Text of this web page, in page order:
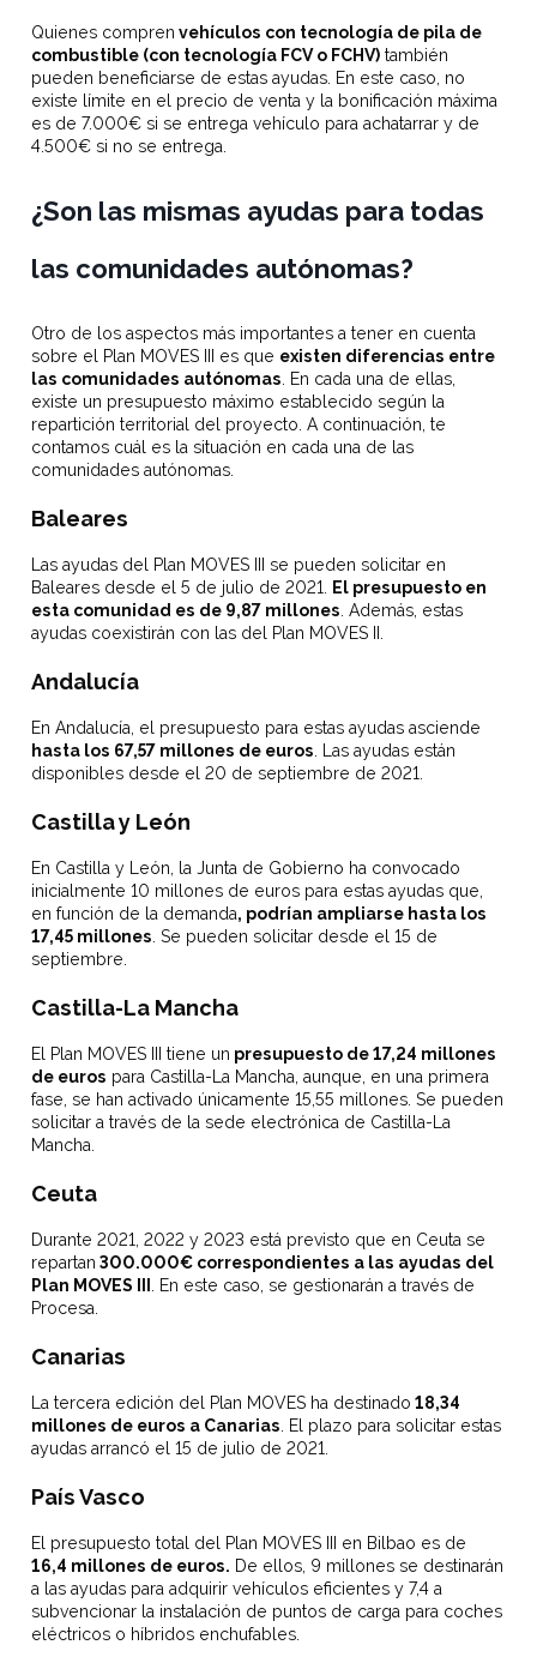
Quienes compren vehículos con tecnología de pila de
combustible (con tecnología FCV o FCHV) también
pueden beneficiarse de estas ayudas. En este caso, no
existe límite en el precio de venta y la bonificación máxima
es de 7.000€ si se entrega vehículo para achatarrar y de
4.500€ si no se entrega.
¿Son las mismas ayudas para todas
las comunidades autónomas?
Otro de los aspectos más importantes a tener en cuenta
sobre el Plan MOVES III es que existen diferencias entre
las comunidades autónomas . En cada una de ellas,
existe un presupuesto máximo establecido según la
repartición territorial del proyecto. A continuación, te
contamos cuál es la situación en cada una de las
comunidades autónomas.
Baleares
Las ayudas del Plan MOVES III se pueden solicitar en
Baleares desde el 5 de julio de 2021.
El presupuesto en
esta comunidad es de 9,87 millones . Además, estas
ayudas coexistirán con las del Plan MOVES II.
Andalucía
En Andalucía, el presupuesto para estas ayudas asciende
hasta los 67,57 millones de euros . Las ayudas están
disponibles desde el 20 de septiembre de 2021.
Castilla y León
En Castilla y León, la Junta de Gobierno ha convocado
inicialmente 10 millones de euros para estas ayudas que,
en función de la demanda, podrían ampliarse hasta los
17,45 millones . Se pueden solicitar desde el 15 de
septiembre.
Castilla-La Mancha
El Plan MOVES III tiene un presupuesto de 17,24 millones
de euros para Castilla-La Mancha, aunque, en una primera
fase, se han activado únicamente 15,55 millones. Se pueden
solicitar a través de la sede electrónica de Castilla-La
Mancha.
Ceuta
Durante 2021, 2022 y 2023 está previsto que en Ceuta se
repartan 300.000€ correspondientes a las ayudas del
Plan MOVES III
. En este caso, se gestionarán a través de
Procesa.
Canarias
La tercera edición del Plan MOVES ha destinado 18,34
millones de euros a Canarias . El plazo para solicitar estas
ayudas arrancó el 15 de julio de 2021.
País Vasco
El presupuesto total del Plan MOVES III en Bilbao es de
16,4 millones de euros. De ellos, 9 millones se destinarán
a las ayudas para adquirir vehículos eficientes y 7,4 a
subvencionar la instalación de puntos de carga para coches
eléctricos o híbridos enchufables.